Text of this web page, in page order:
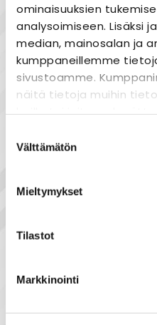
ominaisuuksien
analysoimiseen. Lisäksi
median, mainosalan ja
kumppaneillemme
sivustoamme.
näitä tietoja muihin
heille tai joita on
valinta
Välttämätön
Mieltymykset
Tilastot
Markkinointi
Tekniset tiedot:
Hyundai
3 x 6A
3-napainen
Din-kisko
C-käyrä
Näytä lisää